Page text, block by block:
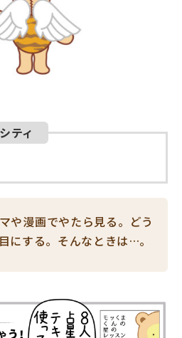
ティ
や漫画でやたら見る。どう
にする。そんなときは…。